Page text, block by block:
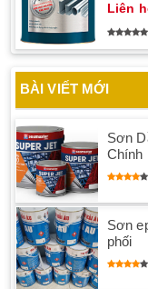
Liên
BÀI VIẾT MỚI
Sơn
Chính
Sơn
phối